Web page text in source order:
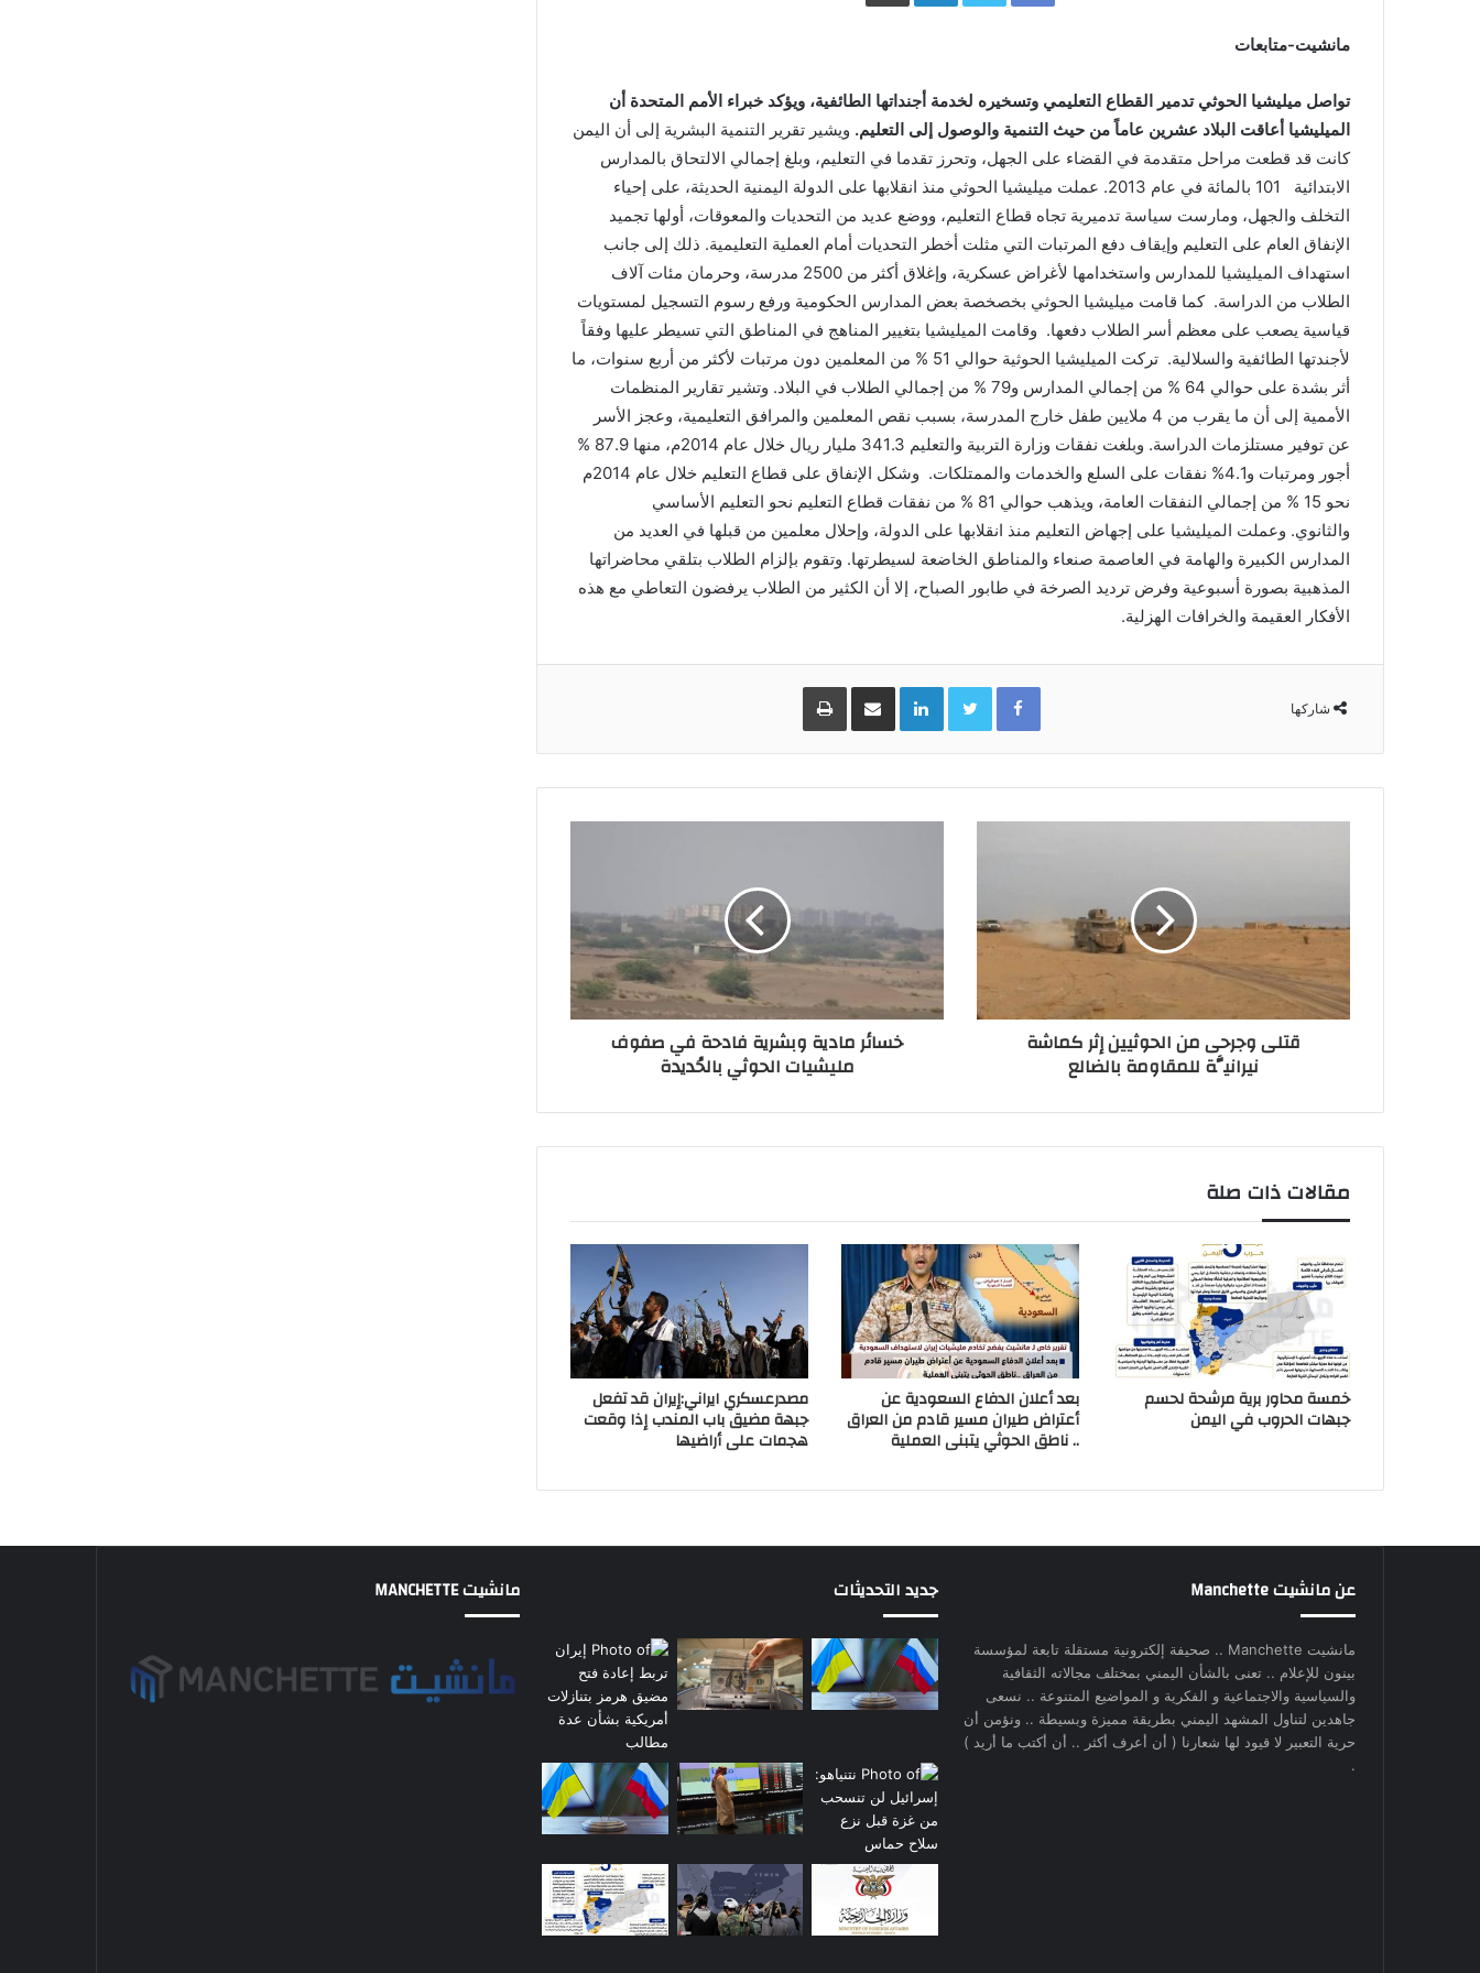
مانشيت-متابعات
تواصل ميليشيا الحوثي تدمير القطاع التعليمي وتسخيره لخدمة أجنداتها الطائفية، ويؤكد خبراء الأمم المتحدة أن
الميليشيا أعاقت البلاد عشرين عاماً من حيث التنمية والوصول إلى التعليم. ويشير تقرير التنمية البشرية إلى أن اليمن
كانت قد قطعت مراحل متقدمة في القضاء على الجهل، وتحرز تقدما في التعليم، وبلغ إجمالي الالتحاق بالمدارس
الابتدائية 101 بالمائة في عام 2013. عملت ميليشيا الحوثي منذ انقلابها على الدولة اليمنية الحديثة، على إحياء
التخلف والجهل، ومارست سياسة تدميرية تجاه قطاع التعليم، ووضع عديد من التحديات والمعوقات، أولها تجميد
الإنفاق العام على التعليم وإيقاف دفع المرتبات التي مثلت أخطر التحديات أمام العملية التعليمية. ذلك إلى جانب
استهداف الميليشيا للمدارس واستخدامها لأغراض عسكرية، وإغلاق أكثر من 2500 مدرسة، وحرمان مئات آلاف
الطلاب من الدراسة. كما قامت ميليشيا الحوثي بخصخصة بعض المدارس الحكومية ورفع رسوم التسجيل لمستويات
قياسية يصعب على معظم أسر الطلاب دفعها. وقامت الميليشيا بتغيير المناهج في المناطق التي تسيطر عليها وفقاً
لأجندتها الطائفية والسلالية. تركت الميليشيا الحوثية حوالي 51 % من المعلمين دون مرتبات لأكثر من أربع سنوات، ما
أثر بشدة على حوالي 64 % من إجمالي المدارس و79 % من إجمالي الطلاب في البلاد. وتشير تقارير المنظمات
الأممية إلى أن ما يقرب من 4 ملايين طفل خارج المدرسة، بسبب نقص المعلمين والمرافق التعليمية، وعجز الأسر
عن توفير مستلزمات الدراسة. وبلغت نفقات وزارة التربية والتعليم 341.3 مليار ريال خلال عام 2014م، منها 87.9 %
أجور ومرتبات و4.1% نفقات على السلع والخدمات والممتلكات. وشكل الإنفاق على قطاع التعليم خلال عام 2014م
نحو 15 % من إجمالي النفقات العامة، ويذهب حوالي 81 % من نفقات قطاع التعليم نحو التعليم الأساسي
والثانوي. وعملت الميليشيا على إجهاض التعليم منذ انقلابها على الدولة، وإحلال معلمين من قبلها في العديد من
المدارس الكبيرة والهامة في العاصمة صنعاء والمناطق الخاضعة لسيطرتها. وتقوم بإلزام الطلاب بتلقي محاضراتها
المذهبية بصورة أسبوعية وفرض ترديد الصرخة في طابور الصباح، إلا أن الكثير من الطلاب يرفضون التعاطي مع هذه
الأفكار العقيمة والخرافات الهزلية.
شاركها
Facebook
Twitter
LinkedInمشاركة عبر البريد طباعة
قتلى وجرحى من الحوثيين إثر كماشة
نيرانيَّة للمقاومة بالضالع
خسائر مادية وبشرية فادحة في صفوف
مليشيات الحوثي بالحُديدة
مقالات ذات صلة
خمسة محاور برية مرشحة لحسم
جبهات الحروب في اليمن
بعد أعلان الدفاع السعودية عن
أعتراض طيران مسير قادم من العراق
.. ناطق الحوثي يتبنى العملية
مصدرعسكري ايراني:إيران قد تفعل
جبهة مضيق باب المندب إذا وقعت
هجمات على أراضيها
عن مانشيت Manchette
مانشيت Manchette .. صحيفة إلكترونية مستقلة تابعة لمؤسسة
بينون للإعلام .. تعنى بالشأن اليمني بمختلف مجالاته الثقافية
والسياسية والاجتماعية و الفكرية و المواضيع المتنوعة .. نسعى
جاهدين لتناول المشهد اليمني بطريقة مميزة وبسيطة .. ونؤمن أن
حرية التعبير لا قيود لها شعارنا ( أن أعرف أكثر .. أن أكتب ما أريد )
.
جديد التحديثات مانشيت MANCHETTE